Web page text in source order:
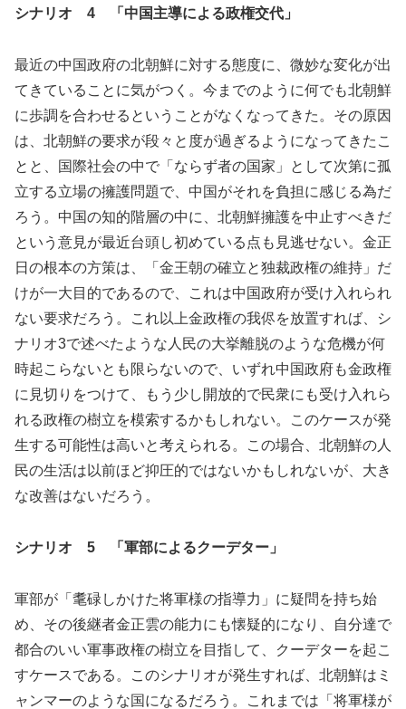
シナリオ 4 「中国主導による政権交代」
最近の中国政府の北朝鮮に対する態度に、微妙な変化が出
てきていることに気がつく。今までのように何でも北朝鮮
に歩調を合わせるということがなくなってきた。その原因
は、北朝鮮の要求が段々と度が過ぎるようになってきたこ
とと、国際社会の中で「ならず者の国家」として次第に孤
立する立場の擁護問題で、中国がそれを負担に感じる為だ
ろう。中国の知的階層の中に、北朝鮮擁護を中止すべきだ
という意見が最近台頭し初めている点も見逃せない。金正
日の根本の方策は、「金王朝の確立と独裁政権の維持」だ
けが一大目的であるので、これは中国政府が受け入れられ
ない要求だろう。これ以上金政権の我侭を放置すれば、シ
ナリオ3で述べたような人民の大挙離脱のような危機が何
時起こらないとも限らないので、いずれ中国政府も金政権
に見切りをつけて、もう少し開放的で民衆にも受け入れら
れる政権の樹立を模索するかもしれない。このケースが発
生する可能性は高いと考えられる。この場合、北朝鮮の人
民の生活は以前ほど抑圧的ではないかもしれないが、大き
な改善はないだろう。
シナリオ 5 「軍部によるクーデター」
軍部が「耄碌しかけた将軍様の指導力」に疑問を持ち始
め、その後継者金正雲の能力にも懐疑的になり、自分達で
都合のいい軍事政権の樹立を目指して、クーデターを起こ
すケースである。このシナリオが発生すれば、北朝鮮はミ
ャンマーのような国になるだろう。これまでは「将軍様が